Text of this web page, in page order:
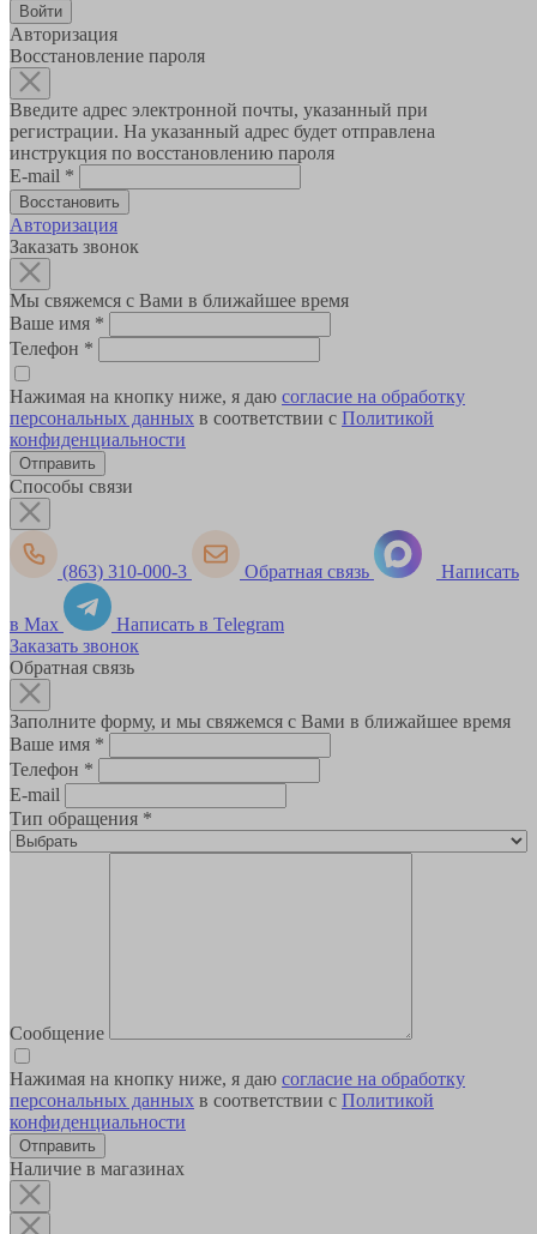
Авторизация
Восстановление пароля
Введите адрес электронной почты, указанный при
регистрации. На указанный адрес будет отправлена
инструкция по восстановлению пароля
E-mail *
Авторизация
Заказать звонок
Мы свяжемся с Вами в ближайшее время
Ваше имя *
Телефон *
Нажимая на кнопку ниже, я даю согласие на обработку
персональных данных в соответствии с Политикой
конфиденциальности
Способы связи
(863) 310-000-3 Обратная связь Написать
в Max
Написать в Telegram
Заказать звонок
Обратная связь
Заполните форму, и мы свяжемся с Вами в ближайшее время
Ваше имя *
Телефон *
E-mail
Тип обращения *
Сообщение
Нажимая на кнопку ниже, я даю согласие на обработку
персональных данных в соответствии с Политикой
конфиденциальности
Наличие в магазинах